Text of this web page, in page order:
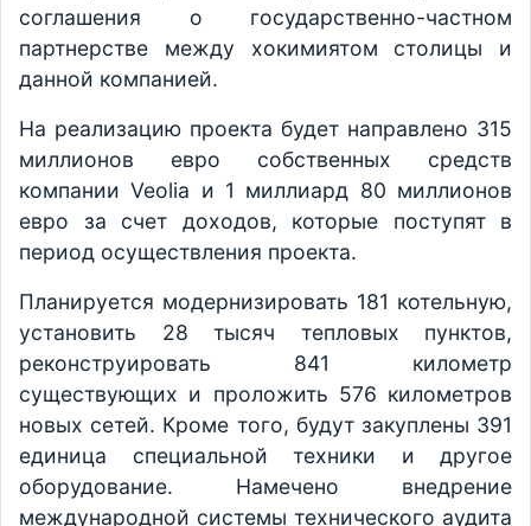
соглашения о государственно-частном
партнерстве между хокимиятом столицы и
данной компанией.
На реализацию проекта будет направлено 315
миллионов евро собственных средств
компании Veolia и 1 миллиард 80 миллионов
евро за счет доходов, которые поступят в
период осуществления проекта.
Планируется модернизировать 181 котельную,
установить 28 тысяч тепловых пунктов,
реконструировать 841 километр
существующих и проложить 576 километров
новых сетей. Кроме того, будут закуплены 391
единица специальной техники и другое
оборудование. Намечено внедрение
международной системы технического аудита